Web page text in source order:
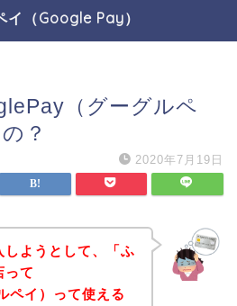
イ（Google Pay）
（グーグルペ
？
2020年7月19日
ようとして、「ふ
って
ペイ）って使える